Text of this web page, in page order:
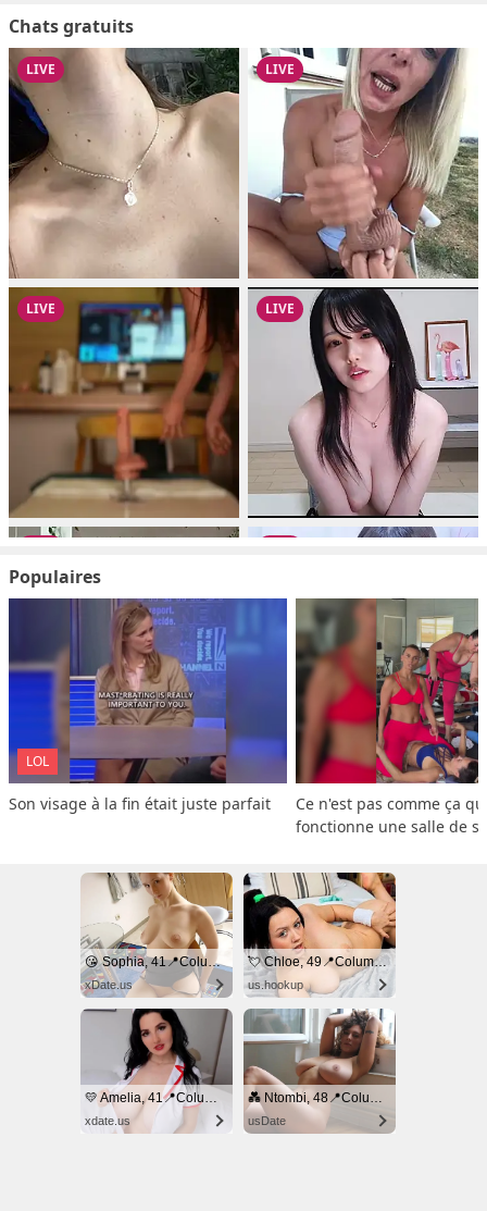
Chats gratuits
Populaires
LOL
Son visage à la fin était juste parfait
Ce n'est pas comme ça
fonctionne une salle de